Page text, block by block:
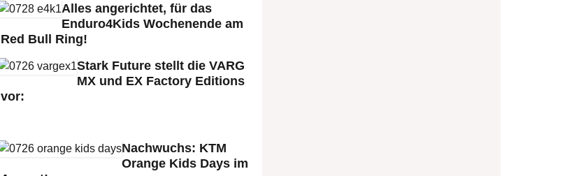
Alles angerichtet, für das
Enduro4Kids Wochenende am
Red Bull Ring!
Stark Future stellt die VARG
MX und EX Factory Editions
vor:
Nachwuchs: KTM
Orange Kids Days im